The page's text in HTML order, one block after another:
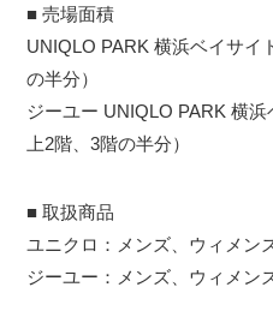
■ 売場面積
UNIQLO PARK 横浜ベイサイ
の半分）
ジーユー UNIQLO PARK 横
上2階、3階の半分）
■ 取扱商品
ユニクロ：メンズ、ウィメン
ジーユー：メンズ、ウィメン